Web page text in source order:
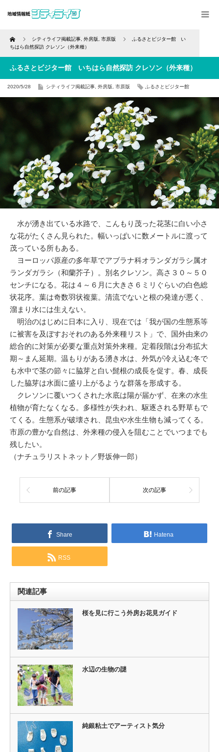
Home シティライフ掲載記事 外房版 市原版
ふるさとビジター館 い
ちはら自然探訪 クレソン（外来種）
ふるさとビジター館 いちはら自然探訪 クレソン（外来種）
2020/5/28 シティライフ掲載記事 外房版 市原版 ふるさとビジター館
水が湧き出ている水路で、こんもり茂った花茎に白い小さ
な花がたくさん見られた。幅いっぱいに数メートルに渡って
茂っている所もある。
ヨーロッパ原産の多年草でアブラナ科オランダガラシ属オ
ランダガラシ（和蘭芥子）。別名クレソン。高さ３０～５０
センチになる。花は４～６月に大きさ６ミリぐらいの白色総
状花序。葉は奇数羽状複葉。清流でないと根の発達が悪く、
溜まり水には生えない。
明治のはじめに日本に入り、現在では「我が国の生態系等
に被害を及ぼすおそれのある外来種リスト」で、国外由来の
総合的に対策が必要な重点対策外来種。定着段階は分布拡大
期～まん延期。温もりがある湧き水は、外気が冷え込む冬で
も水中で茎の節々に脇芽と白い髭根の成長を促す。春、成長
した脇芽は水面に盛り上がるような群落を形成する。
クレソンに覆いつくされた水底は陽が届かず、在来の水生
植物が育たなくなる。多様性が失われ、駆逐される野草もで
てくる。生態系が破壊され、昆虫や水生生物も減ってくる。
市原の豊かな自然は、外来種の侵入を阻むことでいつまでも
残したい。
（ナチュラリストネット／野坂伸一郎）
前の記事 次の記事
Share Hatena
RSS
関連記事
桜を見に行こう外房お花見ガイド
水辺の生物の謎
純銀粘土でアーティスト気分